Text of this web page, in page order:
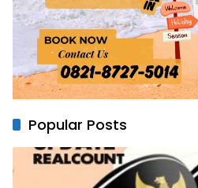
Popular Posts